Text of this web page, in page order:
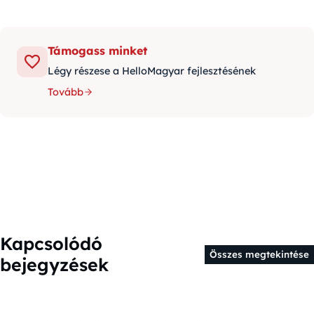
Támogass minket
Légy részese a HelloMagyar fejlesztésének
Tovább
Kapcsolódó
bejegyzések
Összes megtekintése